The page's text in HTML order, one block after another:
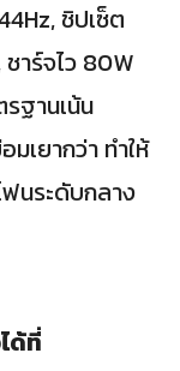
ชิปเซ็ต
าร์จไว 80W
ฐานเน้น
เยากว่า ทำให้
ฟนระดับกลาง
ด้ที่